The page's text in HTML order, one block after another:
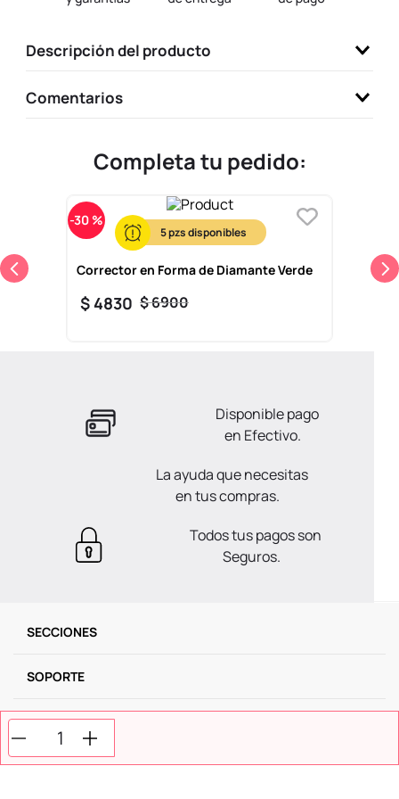
Descripción del producto
Comentarios
Completa tu pedido:
-30 %
5
Corrector en Forma de Diamante Verde
$6900
$ 4830
Disponible pago
en Efectivo.
La ayuda que necesitas
en tus compras.
Todos tus pagos son
Seguros.
SECCIONES
SOPORTE
SERVICIOS
NOSOTROS
10. llaveros